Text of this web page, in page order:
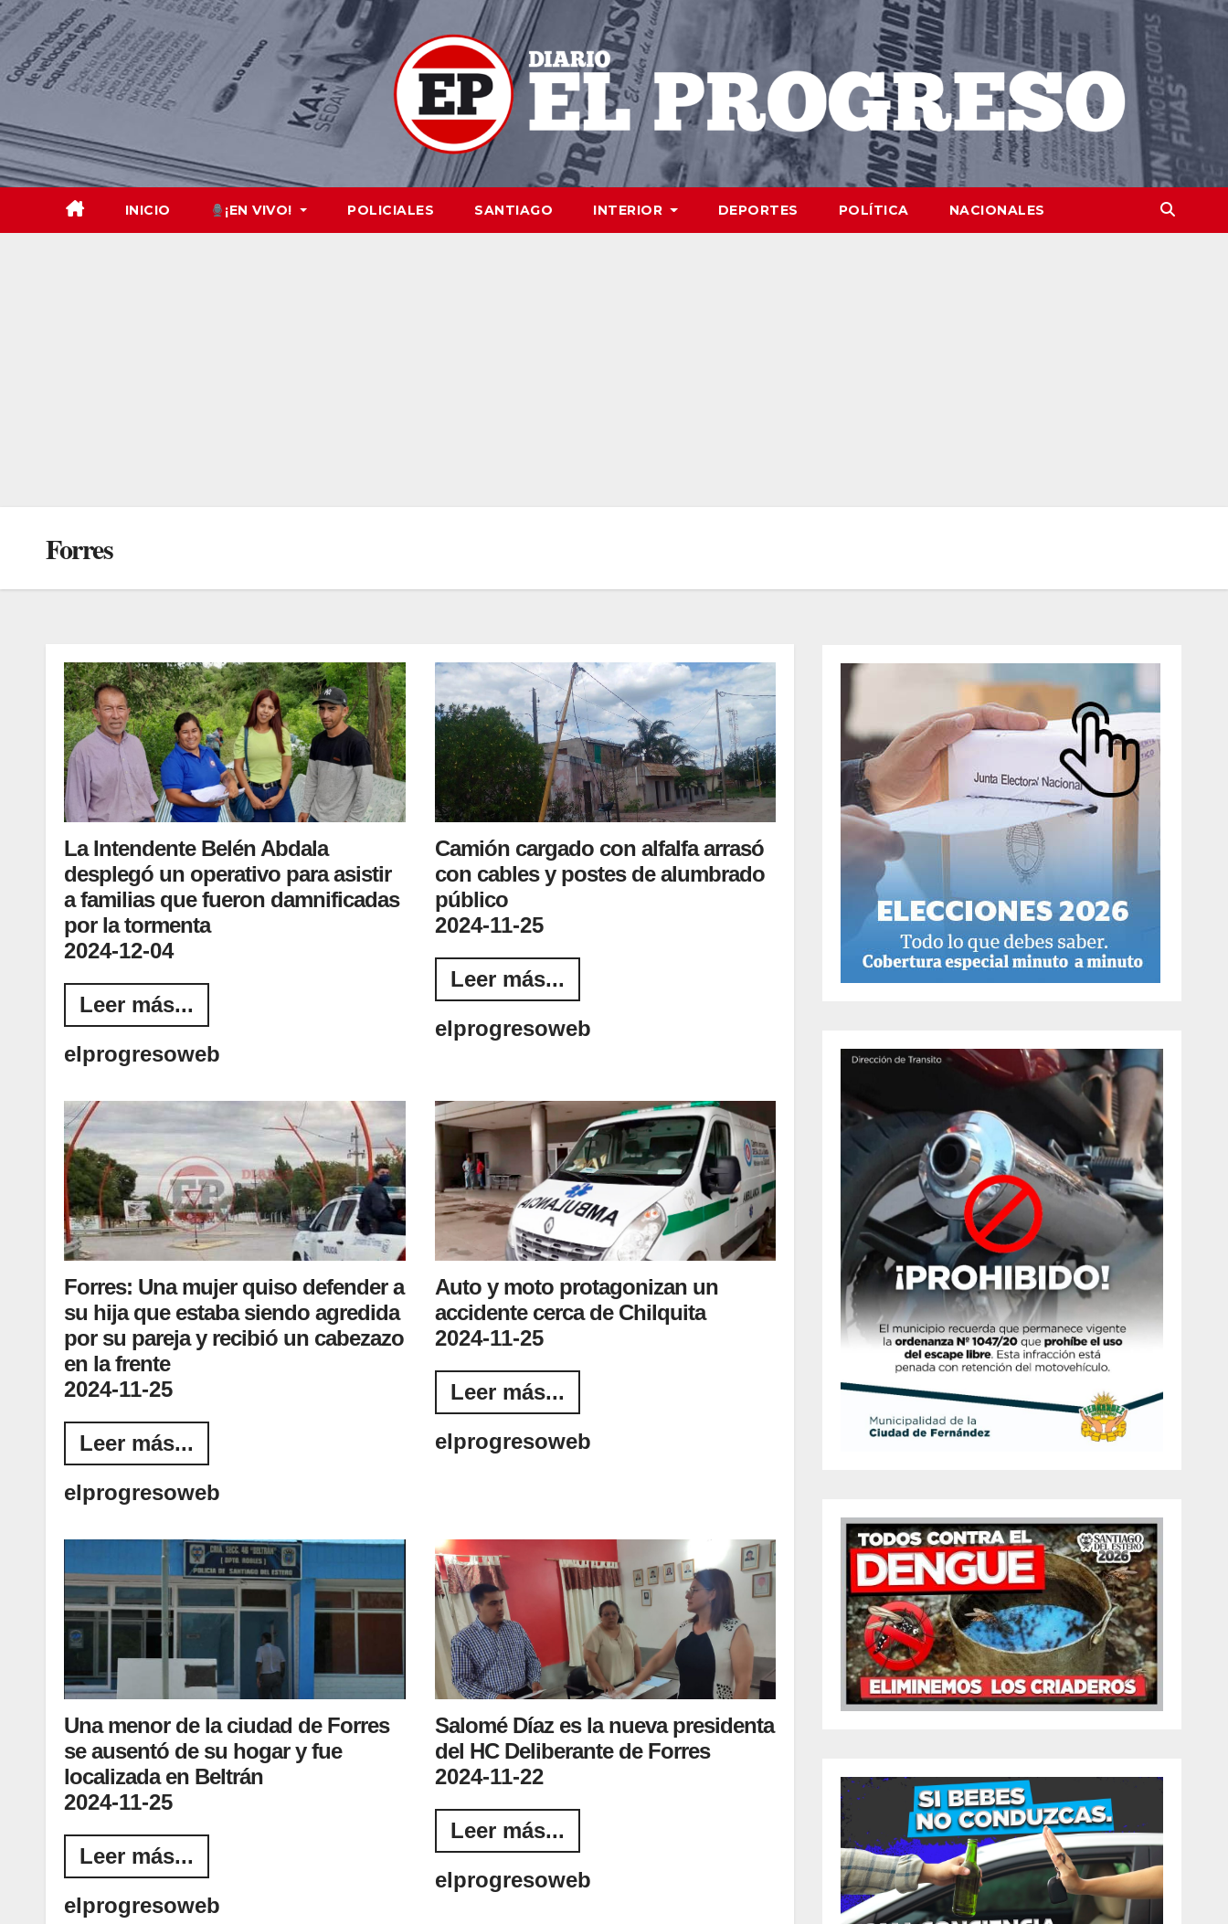
Skip
to
content
INICIO ¡EN VIVO! POLICIALES SANTIAGO INTERIOR DEPORTES POLÍTICA NACIONALES
Forres
La Intendente Belén Abdala
desplegó un operativo para asistir
a familias que fueron damnificadas
por la tormenta
2024-12-04
Leer más...
elprogresoweb
Camión cargado con alfalfa arrasó
con cables y postes de alumbrado
público
2024-11-25
Leer más...
elprogresoweb
Forres: Una mujer quiso defender a
su hija que estaba siendo agredida
por su pareja y recibió un cabezazo
en la frente
2024-11-25
Leer más...
elprogresoweb
Auto y moto protagonizan un
accidente cerca de Chilquita
2024-11-25
Leer más...
elprogresoweb
Una menor de la ciudad de Forres
se ausentó de su hogar y fue
localizada en Beltrán
2024-11-25
Leer más...
elprogresoweb
Salomé Díaz es la nueva presidenta
del HC Deliberante de Forres
2024-11-22
Leer más...
elprogresoweb